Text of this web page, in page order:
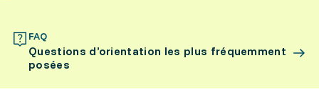
FAQ
Questions d’orientation les plus fréquemment
posées